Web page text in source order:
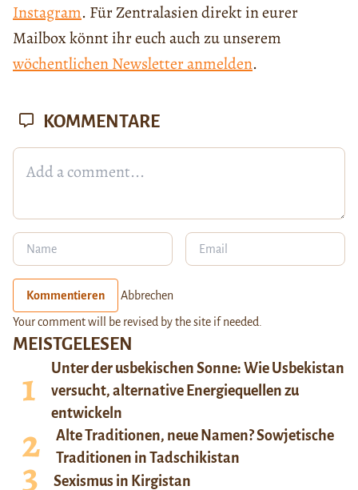
Instagram. Für Zentralasien direkt in eurer
Mailbox könnt ihr euch auch zu unserem
wöchentlichen Newsletter anmelden.
MEISTGELESEN
Unter der usbekischen Sonne: Wie Usbekistan
versucht, alternative Energiequellen zu
entwickeln
Alte Traditionen, neue Namen? Sowjetische
Traditionen in Tadschikistan
Sexismus in Kirgistan
KOMMENTARE
Kommentieren Abbrechen
Your comment will be revised by the site if needed.